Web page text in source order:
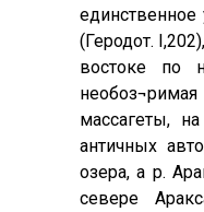
единственное
(Геродот.
востоке по
массагеты,
античных
озера, а р.
севере